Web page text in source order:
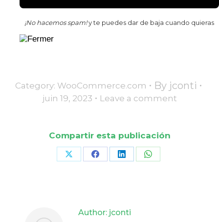
¡No hacemos spam!y te puedes dar de baja cuando quieras
Category: WooCommerce.com By jconti
juin 19, 2023 Leave a comment
Compartir esta publicación
Share Share Share Share
Author: jconti